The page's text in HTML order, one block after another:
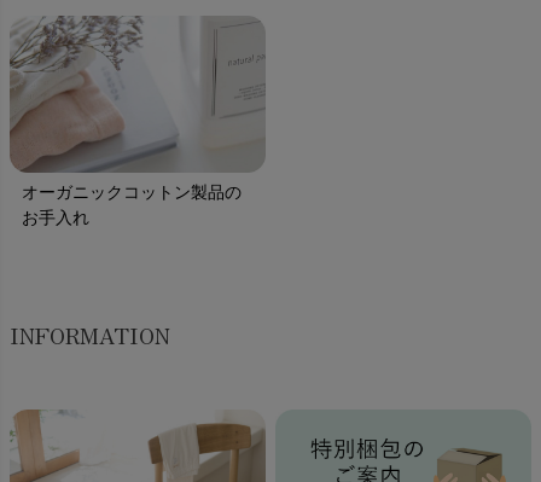
オーガニックコットン製品の
お手入れ
INFORMATION